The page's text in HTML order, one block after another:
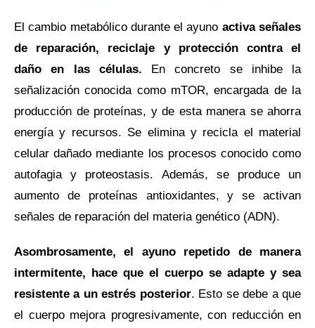
El cambio metabólico durante el ayuno activa señales
de reparación, reciclaje y protección contra el
daño en las células. En concreto se inhibe la
señalización conocida como mTOR, encargada de la
producción de proteínas, y de esta manera se ahorra
energía y recursos. Se elimina y recicla el material
celular dañado mediante los procesos conocido como
autofagia y proteostasis. Además, se produce un
aumento de proteínas antioxidantes, y se activan
señales de reparación del materia genético (ADN).
Asombrosamente, el ayuno repetido de manera
intermitente, hace que el cuerpo se adapte y sea
resistente a un estrés posterior. Esto se debe a que
el cuerpo mejora progresivamente, con reducción en